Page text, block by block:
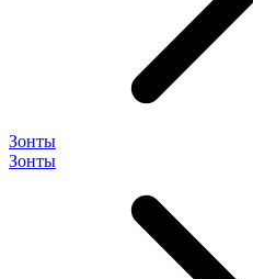
Зонты
Зонты